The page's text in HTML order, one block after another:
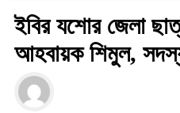
ইবির যশোর জেলা
আহবায়ক শিমুল,